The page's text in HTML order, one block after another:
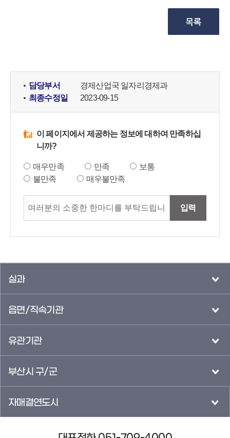
담당부서
경제산업국 일자리경제과
최종수정일
2023-09-15
이 페이지에서 제공하는 정보에 대하여 만족하십
니까?
매우만족 만족
보통
불만족
매우불만족
입력
실과
읍면/직속기관
유관기관
부산시 구/군
자매결연도시